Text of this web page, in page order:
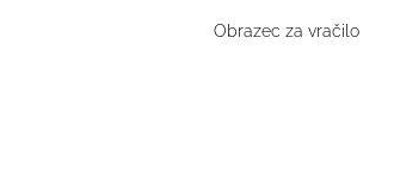
Obrazec za vračilo